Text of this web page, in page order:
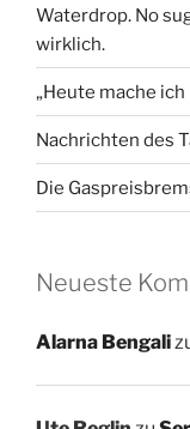
Waterdrop. No
wirklich.
„Heute mache
Nachrichten des
Die
Neueste
Alarna Bengali